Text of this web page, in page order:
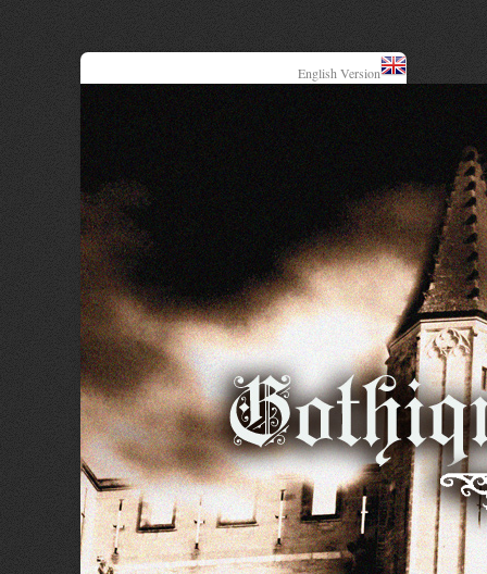
English Version